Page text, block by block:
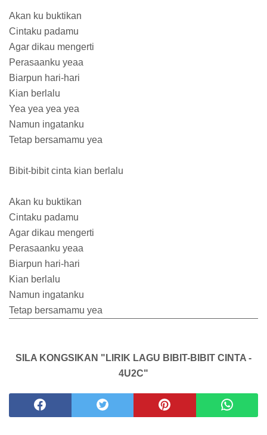
Akan ku buktikan
Cintaku padamu
Agar dikau mengerti
Perasaanku yeaa
Biarpun hari-hari
Kian berlalu
Yea yea yea yea
Namun ingatanku
Tetap bersamamu yea
Bibit-bibit cinta kian berlalu
Akan ku buktikan
Cintaku padamu
Agar dikau mengerti
Perasaanku yeaa
Biarpun hari-hari
Kian berlalu
Namun ingatanku
Tetap bersamamu yea
SILA KONGSIKAN "LIRIK LAGU BIBIT-BIBIT CINTA -
4U2C"